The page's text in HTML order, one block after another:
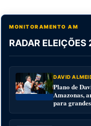
MONITORAMENTO AM
RADAR ELEIÇÕES
DAVID
Plano de
Amazonas,
para